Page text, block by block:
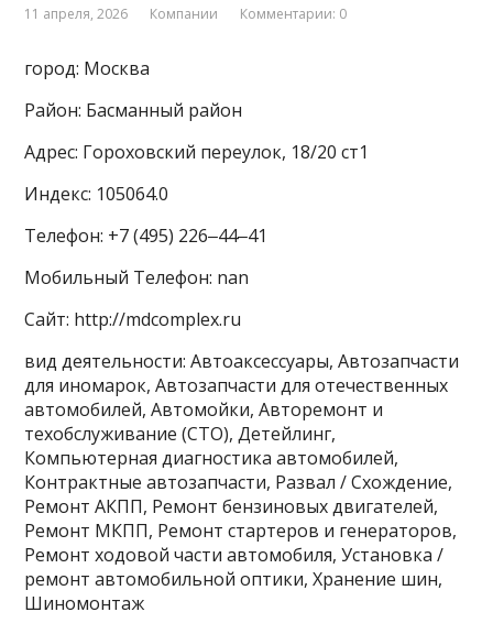
11 апреля, 2026 Компании Комментарии: 0
город: Москва
Район: Басманный район
Адрес: Гороховский переулок, 18/20 ст1
Индекс: 105064.0
Телефон: +7 (495) 226‒44‒41
Мобильный Телефон: nan
Сайт: http://mdcomplex.ru
вид деятельности: Автоаксессуары, Автозапчасти
для иномарок, Автозапчасти для отечественных
автомобилей, Автомойки, Авторемонт и
техобслуживание (СТО), Детейлинг,
Компьютерная диагностика автомобилей,
Контрактные автозапчасти, Развал / Схождение,
Ремонт АКПП, Ремонт бензиновых двигателей,
Ремонт МКПП, Ремонт стартеров и генераторов,
Ремонт ходовой части автомобиля, Установка /
ремонт автомобильной оптики, Хранение шин,
Шиномонтаж